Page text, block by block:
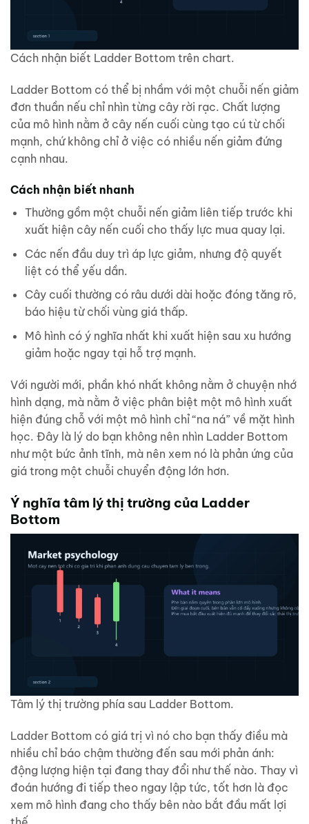
Cách nhận biết Ladder Bottom trên chart.
Ladder Bottom có thể bị nhầm với một chuỗi nến giảm
đơn thuần nếu chỉ nhìn từng cây rời rạc. Chất lượng
của mô hình nằm ở cây nến cuối cùng tạo cú từ chối
mạnh, chứ không chỉ ở việc có nhiều nến giảm đứng
cạnh nhau.
Cách nhận biết nhanh
Thường gồm một chuỗi nến giảm liên tiếp trước khi
xuất hiện cây nến cuối cho thấy lực mua quay lại.
Các nến đầu duy trì áp lực giảm, nhưng độ quyết
liệt có thể yếu dần.
Cây cuối thường có râu dưới dài hoặc đóng tăng rõ,
báo hiệu từ chối vùng giá thấp.
Mô hình có ý nghĩa nhất khi xuất hiện sau xu hướng
giảm hoặc ngay tại hỗ trợ mạnh.
Với người mới, phần khó nhất không nằm ở chuyện nhớ
hình dạng, mà nằm ở việc phân biệt một mô hình xuất
hiện đúng chỗ với một mô hình chỉ “na ná” về mặt hình
học. Đây là lý do bạn không nên nhìn Ladder Bottom
như một bức ảnh tĩnh, mà nên xem nó là phản ứng của
giá trong một chuỗi chuyển động lớn hơn.
Ý nghĩa tâm lý thị trường của Ladder
Bottom
Tâm lý thị trường phía sau Ladder Bottom.
Ladder Bottom có giá trị vì nó cho bạn thấy điều mà
nhiều chỉ báo chậm thường đến sau mới phản ánh:
động lượng hiện tại đang thay đổi như thế nào. Thay vì
đoán hướng đi tiếp theo ngay lập tức, tốt hơn là đọc
xem mô hình đang cho thấy bên nào bắt đầu mất lợi